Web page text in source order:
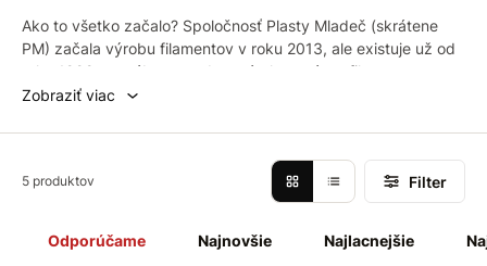
Ako to všetko začalo? Spoločnosť Plasty Mladeč (skrátene
PM) začala výrobu filamentov v roku 2013, ale existuje už od
roku 1992 a vyrába extrudované plastové profily pre
kompletizáciu kapsových vzduchotechnických filtrov a
Přindiš, ako čerstvý absolvent vysokej školy chemickej. A bol
to práve on, ktorý neskôr prišiel s nápadom vyrábať filamenty.
Videl v tom potenciál a hovoril si, že ak dokážeme vyrobiť
drôty pre zváranie, potom môžeme vyrobiť aj filamenty. A tak
sa zrodila značka Filament PM.
Zobraziť viac
Odporúčame Najnovšie Najlacnejšie
5 produktov Filter